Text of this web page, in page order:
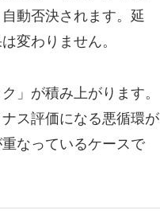
動否決されます。延
変わりません。
」が積み上がります。
ス評価になる悪循環が
なっているケースで